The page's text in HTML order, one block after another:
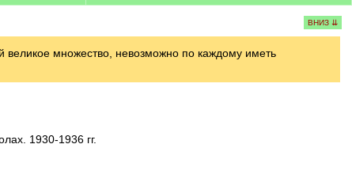
ВНИЗ ⇊
великое множество, невозможно по каждому иметь
1930-1936 гг.